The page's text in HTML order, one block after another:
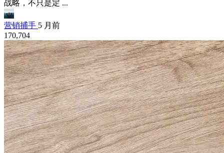
战略，不只是定 ...
营销捕手 5 月前
170,704